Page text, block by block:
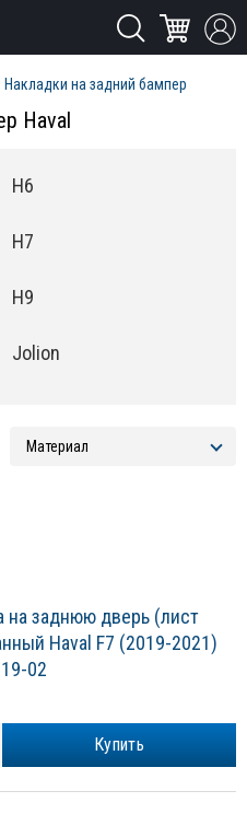
Накладки на задний бампер
Haval
H6
H7
H9
Jolion
на заднюю дверь (лист
Haval F7 (2019-2021)
02
Купить